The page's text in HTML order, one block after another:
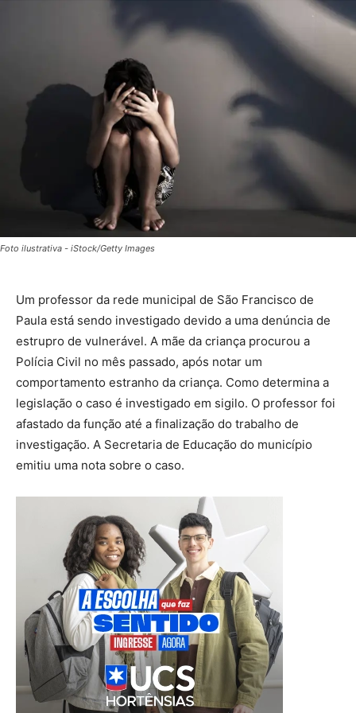
Foto ilustrativa - iStock/Getty Images
Um professor da rede municipal de São Francisco de
Paula está sendo investigado devido a uma denúncia de
estrupro de vulnerável. A mãe da criança procurou a
Polícia Civil no mês passado, após notar um
comportamento estranho da criança. Como determina a
legislação o caso é investigado em sigilo. O professor foi
afastado da função até a finalização do trabalho de
investigação. A Secretaria de Educação do município
emitiu uma nota sobre o caso.